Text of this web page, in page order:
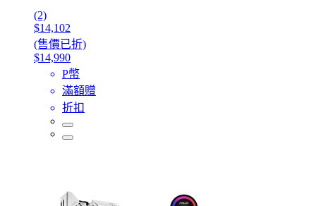
(2)
$14,102
(售價已折)
$14,990
P幣
滿額贈
折扣